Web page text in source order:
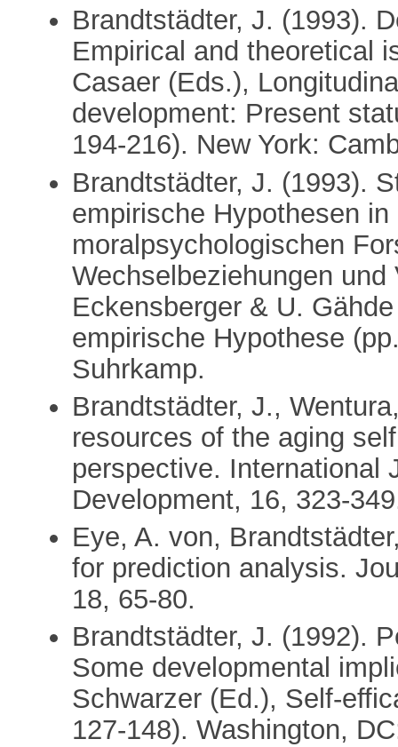
Brandtstädter, J. (1993).
Empirical and theoretical
Casaer (Eds.),
development: Present
194-216). New York:
Brandtstädter, J. (1993).
empirische Hypothesen
moralpsychologischen
Wechselbeziehungen
Eckensberger & U.
empirische Hypothese
Suhrkamp.
Brandtstädter, J.,
resources of the aging
perspective. International
Development, 16, 323-
Eye, A. von,
for prediction analysis.
18, 65-80.
Brandtstädter, J. (1992).
Some developmental
Schwarzer (Ed.), Self-
127-148). Washington,